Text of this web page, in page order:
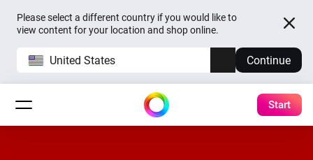
Please select a different country if you would like to
view content for your location and shop online.
United States Continue
Start